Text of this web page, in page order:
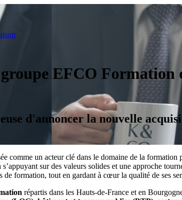
EFCO Formation
d'annoncer la nouvelle
comme un acteur clé dans le domaine de la
sur des valeurs solides et une approche
formation, tout en gardant à cœur la qualité de ses
répartis dans les Hauts-de-France et en